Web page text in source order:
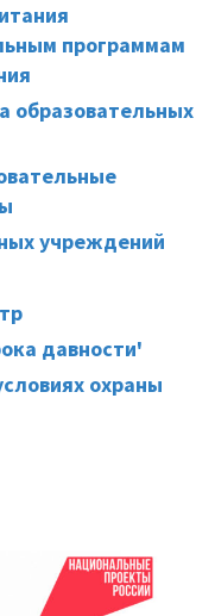
программам
образовательных
учреждений
давности'
охраны